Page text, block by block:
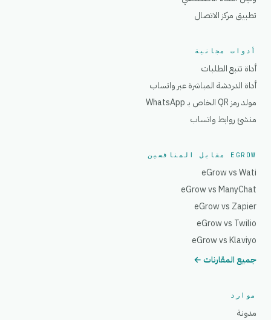
تطبيق مركز الاتصال
أدوات مجانية
أداة تتبع الطلبات
أداة الدردشة المباشرة عبر واتساب
مولد رمز QR الخاص بـ WhatsApp
منشئ روابط واتساب
EGROW مقابل المنافسين
eGrow vs Wati
eGrow vs ManyChat
eGrow vs Zapier
eGrow vs Twilio
eGrow vs Klaviyo
جميع المقارنات ←
موارد
مدونة